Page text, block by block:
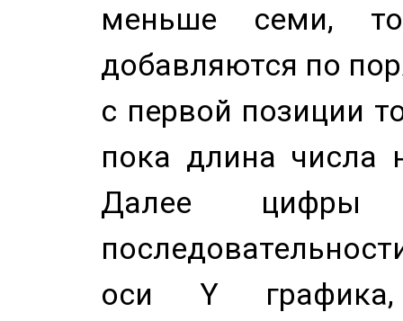
меньше семи,
добавляются по
с первой позиции
пока длина числа
Далее цифры
оси Y